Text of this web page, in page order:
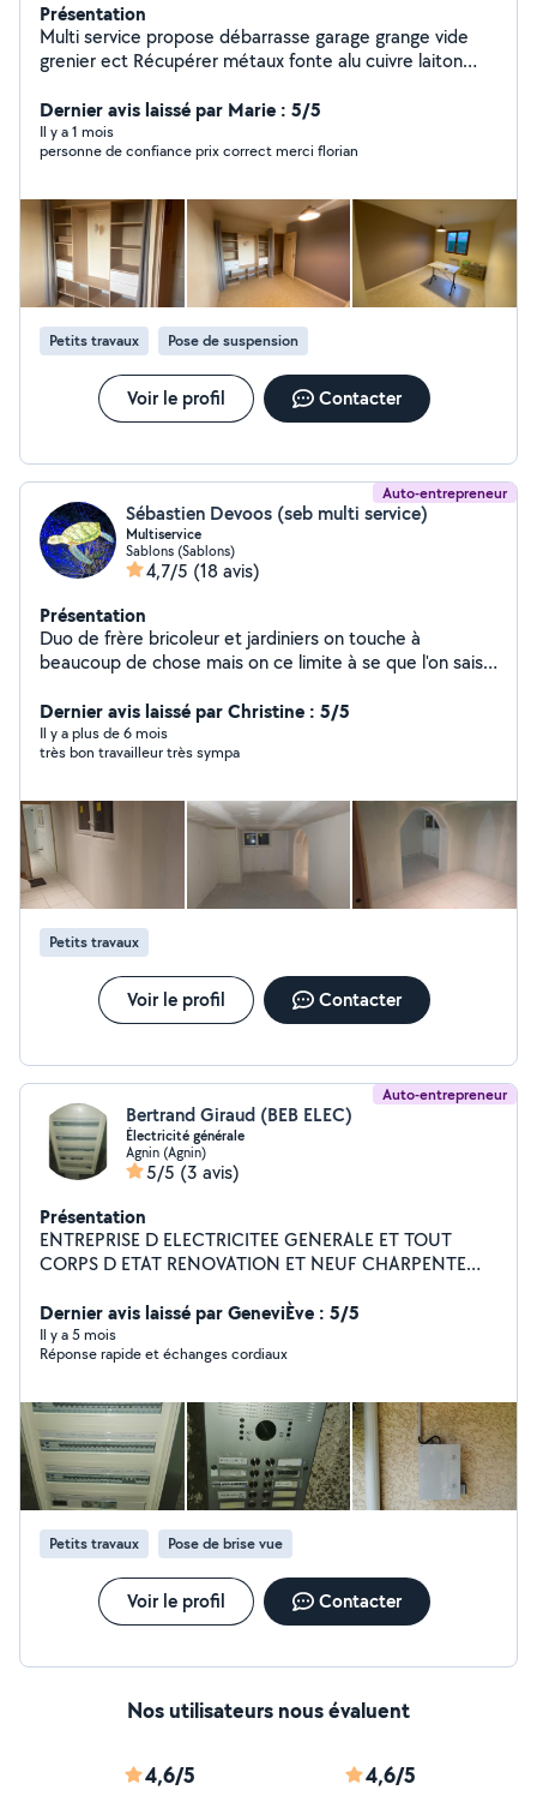
Présentation
Multi service propose débarrasse garage grange vide
grenier ect Récupérer métaux fonte alu cuivre laiton
murs Tonte de pelouse taillage de haies Électricité
simple (installation lumière prises remplacement ) À
bientôt
Dernier avis laissé par Marie : 5/5
Il y a 1 mois
personne de confiance prix correct merci florian
Petits travaux Pose de suspension
Voir le profil Contacter
Auto-entrepreneur
Sébastien Devoos (seb multi service)
Multiservice
Sablons (Sablons)
4,7/5 (18 avis)
Présentation
Duo de frère bricoleur et jardiniers on touche à
beaucoup de chose mais on ce limite à se que l'on sais
Dernier avis laissé par Christine : 5/5
Il y a plus de 6 mois
très bon travailleur très sympa
Petits travaux
Voir le profil Contacter
Auto-entrepreneur
Bertrand Giraud (BEB ELEC)
Électricité générale
Agnin (Agnin)
5/5 (3 avis)
Présentation
ENTREPRISE D ELECTRICITEE GENERALE ET TOUT
CORPS D ETAT RENOVATION ET NEUF CHARPENTE
TRAVAUX
Dernier avis laissé par GeneviÈve : 5/5
Il y a 5 mois
Réponse rapide et échanges cordiaux
Petits travaux Pose de brise vue
Voir le profil Contacter
Nos utilisateurs nous évaluent
4,6/5 4,6/5